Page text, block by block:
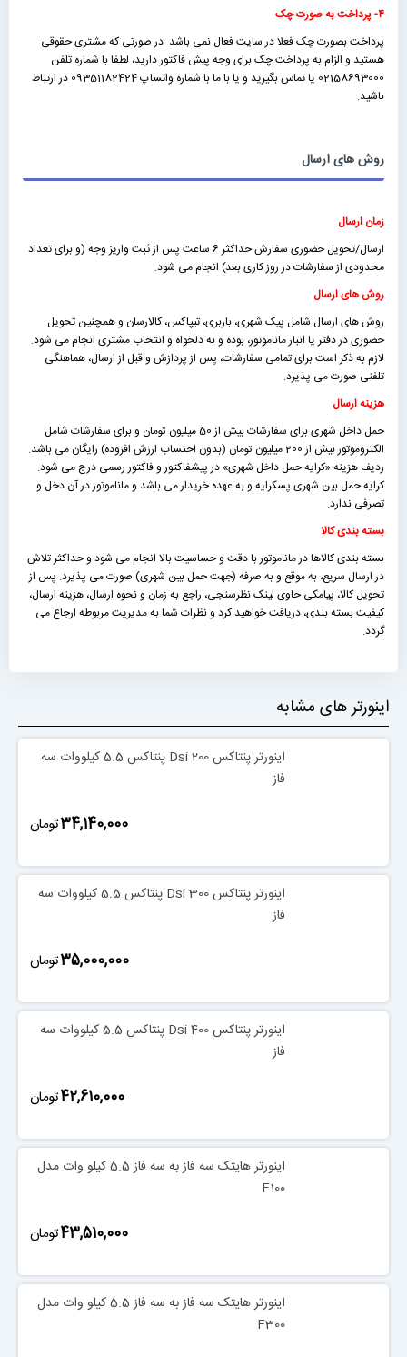
۴- پرداخت به صورت چک
پرداخت بصورت چک فعلا در سایت فعال نمی باشد. در صورتی که مشتری حقوقی
هستید و الزام به پرداخت چک برای وجه پیش فاکتور دارید، لطفا با شماره تلفن
02158693000 یا تماس بگیرید و یا با ما با شماره واتساپ 09351182424 در ارتباط
باشید.
روش های ارسال
زمان ارسال
ارسال/تحویل حضوری سفارش حداکثر 6 ساعت پس از ثبت واریز وجه (و برای تعداد
محدودی از سفارشات در روز کاری بعد) انجام می شود.
روش های ارسال
روش های ارسال شامل پیک شهری، باربری، تیپاکس، کالارسان و همچنین تحویل
حضوری در دفتر یا انبار ماناموتور، بوده و به دلخواه و انتخاب مشتری انجام می شود.
لازم به ذکر است برای تمامی سفارشات، پس از پردازش و قبل از ارسال، هماهنگی
تلفنی صورت می پذیرد.
هزینه ارسال
حمل داخل شهری برای سفارشات بیش از 50 میلیون تومان و برای سفارشات شامل
الکتروموتور بیش از 200 میلیون تومان (بدون احتساب ارزش افزوده) رایگان می باشد.
ردیف هزینه «كرايه حمل داخل شهری» در پیشفاکتور و فاکتور رسمی درج می شود.
کرایه حمل بین شهری پسکرایه و به عهده خریدار می باشد و ماناموتور در آن دخل و
تصرفی ندارد.
بسته بندی کالا
بسته بندی کالاها در ماناموتور با دقت و حساسیت بالا انجام می شود و حداکثر تلاش
در ارسال سریع، به موقع و به صرفه (جهت حمل بین شهری) صورت می پذیرد. پس از
تحویل کالا، پیامکی حاوی لینک نظرسنجی، راجع به زمان و نحوه ارسال، هزینه ارسال،
کیفیت بسته بندی، دریافت خواهید کرد و نظرات شما به مدیریت مربوطه ارجاع می
گردد.
اینورتر های مشابه
اینورتر پنتاکس Dsi 200 پنتاکس 5.5 کیلووات سه
فاز
‎34,140,000تومان
اینورتر پنتاکس Dsi 300 پنتاکس 5.5 کیلووات سه
فاز
‎35,000,000تومان
اینورتر پنتاکس Dsi 400 پنتاکس 5.5 کیلووات سه
فاز
‎42,610,000تومان
اینورتر هایتک سه فاز به سه فاز 5.5 کیلو وات مدل
F100
‎43,510,000تومان
اینورتر هایتک سه فاز به سه فاز 5.5 کیلو وات مدل
F300